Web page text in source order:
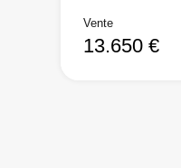
Vente
13.650 €